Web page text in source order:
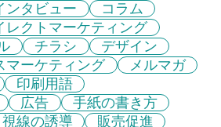
ンタビュー
コラム
レクトマーケティング
チラシ
デザイン
マーケティング
メルマガ
印刷用語
広告
手紙の書き方
視線の誘導 販売促進